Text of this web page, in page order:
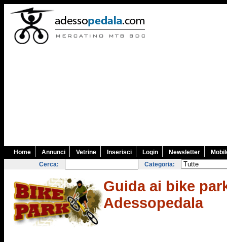
Home Annunci Vetrine Inserisci Login Newsletter
Cerca:
Categoria:
Guida ai bike
Adessopedala